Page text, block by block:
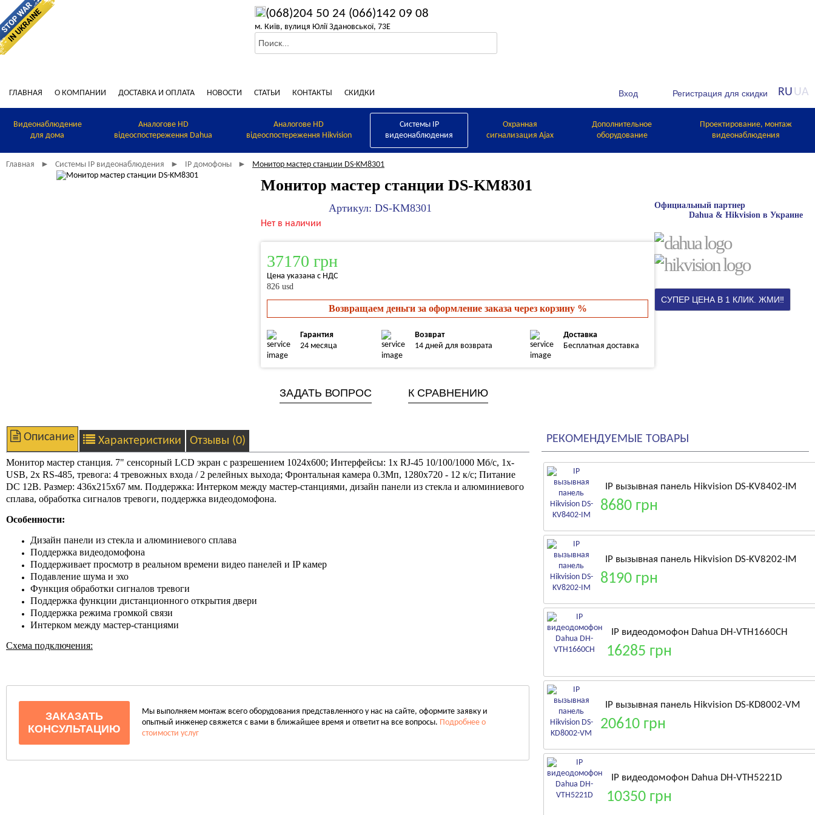
(068)204 50 24 (066)142 09 08
м. Київ, вулиця Юлії Здановської, 73Е
ГЛАВНАЯ О КОМПАНИИ ДОСТАВКА И ОПЛАТА НОВОСТИ СТАТЬИ КОНТАКТЫ СКИДКИ RU UA
Видеонаблюдение
для дома
Аналогове HD
відеоспостереження Dahua
Аналогове HD
відеоспостереження Hikvision
Системы IP
видеонаблюдения
Охранная
сигнализация Ajax
Дополнительное
оборудование
Проектирование, монтаж
видеонаблюдения
Главная ► Системы IP видеонаблюдения ► IP домофоны ► Монитор мастер станции DS-KM8301
Монитор мастер станции DS-KM8301
Артикул: DS-KM8301
Нет в наличии
37170 грн
Цена указана с НДС
826 usd
Возвращаем деньги за оформление заказа через корзину %
Гарантия
24 месяца
Возврат
14 дней для возврата
Доставка
Бесплатная доставка
ЗАДАТЬ ВОПРОС К СРАВНЕНИЮ
Официальный партнер
Dahua & Hikvision в Украине
Описание Характеристики Отзывы (0)
Монитор мастер станция. 7" сенсорный LCD экран с разрешением 1024х600; Интерфейсы: 1х RJ-45 10/100/1000 Мб/с, 1х-
USB, 2х RS-485, тревога: 4 тревожных входа / 2 релейных выхода; Фронтальная камера 0.3Мп, 1280х720 - 12 к/с; Питание
DC 12В. Размер: 436х215х67 мм. Поддержка: Интерком между мастер-станциями, дизайн панели из стекла и алюминиевого
сплава, обработка сигналов тревоги, поддержка видеодомофона.
Особенности:
Дизайн панели из стекла и алюминиевого сплава
Поддержка видеодомофона
Поддерживает просмотр в реальном времени видео панелей и IP камер
Подавление шума и эхо
Функция обработки сигналов тревоги
Поддержка функции дистанционного открытия двери
Поддержка режима громкой связи
Интерком между мастер-станциями
Схема подключения:
ЗАКАЗАТЬ
КОНСУЛЬТАЦИЮ
Мы выполняем монтаж всего оборудования представленного у нас на сайте, оформите заявку и
опытный инженер свяжется с вами в ближайшее время и ответит на все вопросы. Подробнее о
стоимости услуг
РЕКОМЕНДУЕМЫЕ ТОВАРЫ
IP вызывная панель Hikvision DS-KV8402-IM
8680 грн
IP вызывная панель Hikvision DS-KV8202-IM
8190 грн
IP видеодомофон Dahua DH-VTH1660CH
16285 грн
IP вызывная панель Hikvision DS-KD8002-VM
20610 грн
IP видеодомофон Dahua DH-VTH5221D
10350 грн